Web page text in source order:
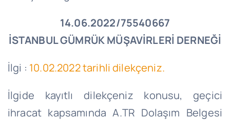
14.06.2022/75540667
İSTANBUL GÜMRÜK MÜŞAVİRLERİ DERNEĞİ
İlgi : 10.02.2022 tarihli dilekçeniz.
İlgide kayıtlı dilekçeniz konusu, geçici
ihracat kapsamında A.TR Dolaşım Belgesi